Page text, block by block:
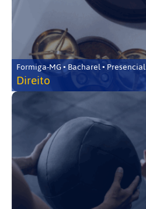
Formiga-MG • Bacharel • Presencial
Direito